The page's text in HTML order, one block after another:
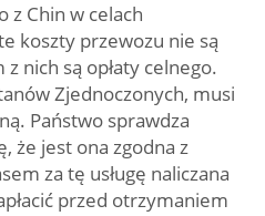
z Chin w celach
koszty przewozu nie są
nich są opłaty celnego.
Zjednoczonych, musi
Państwo sprawdza
że jest ona zgodna z
za tę usługę naliczana
przed otrzymaniem